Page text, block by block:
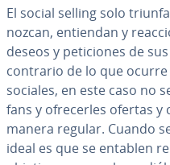
El social selling solo
no­z­can, entiendan y
deseos y pe­ti­cio­nes de
contrario de lo que
sociales, en este caso no
fans y ofre­ce­r­les ofertas
manera regular. Cuando
ideal es que se entablen